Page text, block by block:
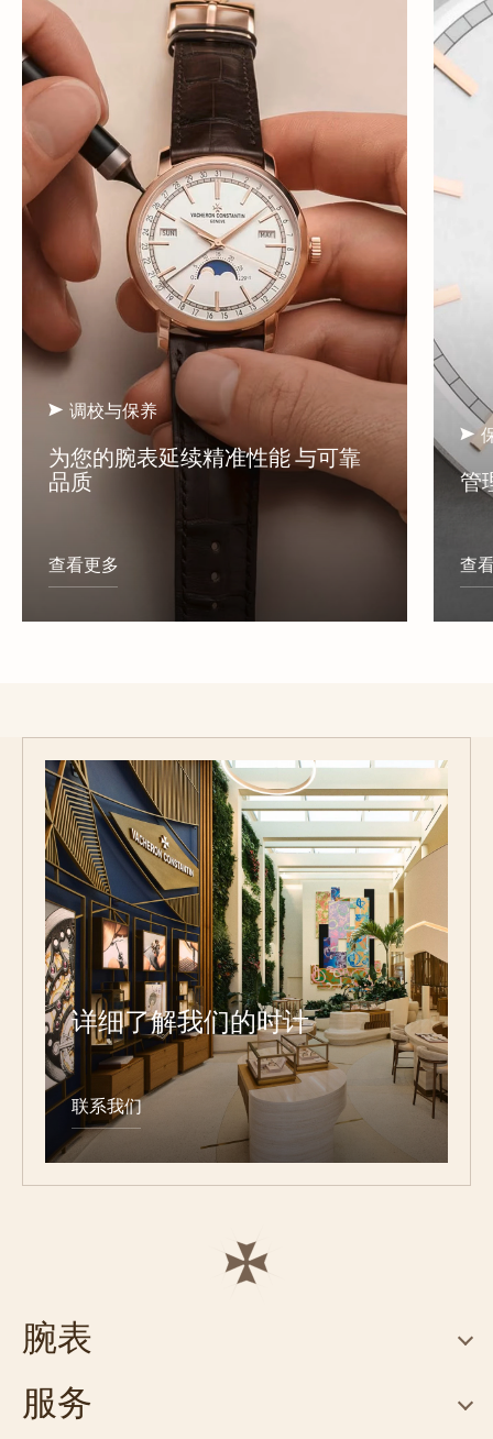
调校与保养
为您的腕表延续精准性能 与可靠
品质
查看更多
管
查
详细了解我们的时计
联系我们
腕表
服务